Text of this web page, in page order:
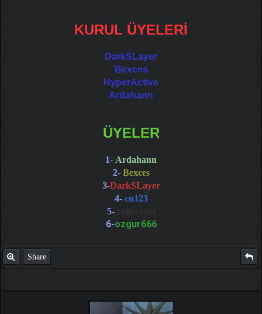
KURUL ÜYELERİ
DarkSLayer
Bexces
HyperActive
Ardahann
ÜYELER
1- Ardahann
2- Bexces
3-DarkSLayer
4- cn123
5-
6-ozgur666
Share